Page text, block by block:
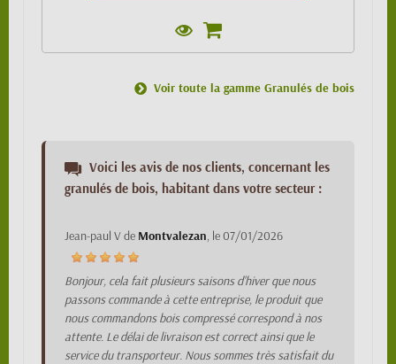
Voir toute la gamme Granulés de bois
Voici les avis de nos clients, concernant les
granulés de bois, habitant dans votre secteur :
Jean-paul Vde Montvalezan, le07/01/2026
Bonjour, cela fait plusieurs saisons d'hiver que nous
passons commande à cette entreprise, le produit que
nous commandons bois compressé correspond à nos
attente. Le délai de livraison est correct ainsi que le
service du transporteur. Nous sommes très satisfait du